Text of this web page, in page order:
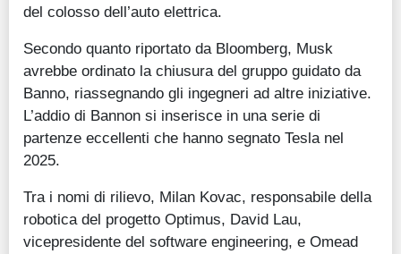
del colosso dell’auto elettrica.
Secondo quanto riportato da Bloomberg, Musk
avrebbe ordinato la chiusura del gruppo guidato da
Banno, riassegnando gli ingegneri ad altre iniziative.
L’addio di Bannon si inserisce in una serie di
partenze eccellenti che hanno segnato Tesla nel
2025.
Tra i nomi di rilievo, Milan Kovac, responsabile della
robotica del progetto Optimus, David Lau,
vicepresidente del software engineering, e Omead